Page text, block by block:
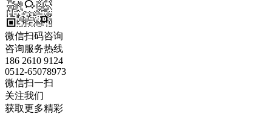
微信扫码咨询
咨询服务热线
186 2610 9124
0512-65078973
微信扫一扫
关注我们
获取更多精彩